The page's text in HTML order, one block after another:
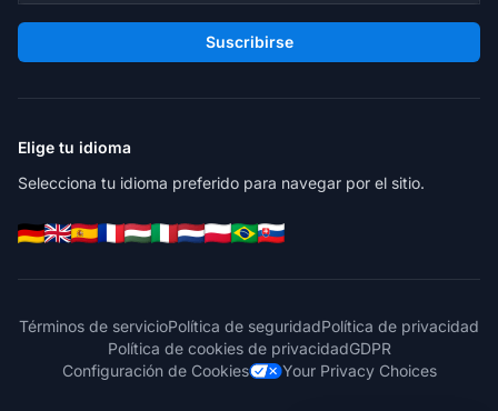
Suscribirse
Elige tu idioma
Selecciona tu idioma preferido para navegar por el sitio.
Términos de servicioPolítica de seguridadPolítica de privacidad
Política de cookies de privacidadGDPR
Configuración de Cookies
Your Privacy Choices